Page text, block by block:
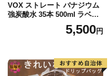
VOX ストレート バナジウム
強炭酸水 35本 500ml ラベル
レス【富士吉田市限定カート
5,500円